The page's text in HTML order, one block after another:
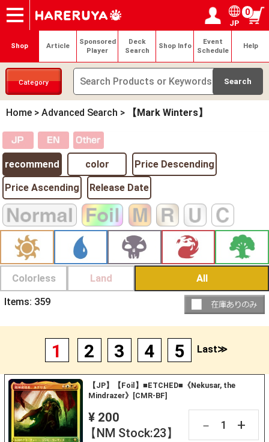
Onlineshop
Articles
Deck Search
Sponsored Players
Shop Info
Event Schedule
Contact Login / Register
My page
JP
0
Shop Article
Sponsored
Player
Deck
Search
Shop Info
Event
Schedule
Help
Category
Home > Advanced Search > 【Mark Winters】
recommend color Price Descending
Price Ascending Release Date
Colorless Land All
Items: 359
1 2 3 4 5 Last≫
【JP】【Foil】■ETCHED■《Nekusar, the
Mindrazer》[CMR-BF]
¥ 200
【NM Stock:23】
－ +